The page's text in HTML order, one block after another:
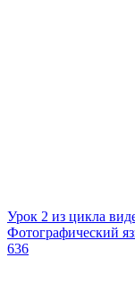
Урок 2 из цикла
Фотографический
636